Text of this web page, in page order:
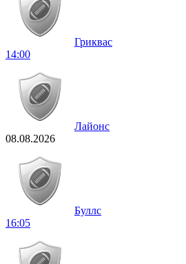
Гриквас
14:00
Лайонс
08.08.2026
Буллс
16:05